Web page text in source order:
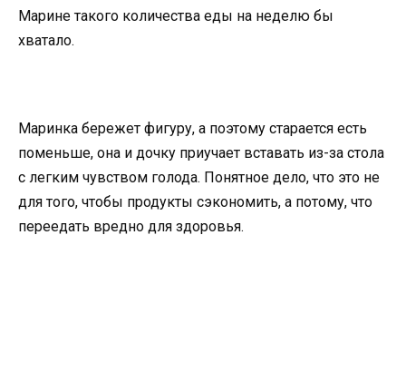
Марине такого количества еды на неделю бы
хватало.
Маринка бережет фигуру, а поэтому старается есть
поменьше, она и дочку приучает вставать из-за стола
с легким чувством голода. Понятное дело, что это не
для того, чтобы продукты сэкономить, а потому, что
переедать вредно для здоровья.